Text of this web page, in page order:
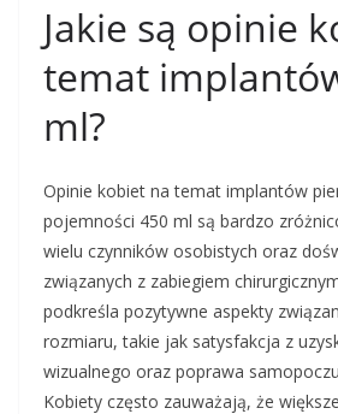
Jakie są opinie
temat
ml?
Opinie kobiet na temat implantów
pojemności 450 ml są bardzo
wielu czynników osobistych oraz
związanych z zabiegiem
podkreśla pozytywne aspekty
rozmiaru, takie jak satysfakcja z
wizualnego oraz poprawa
Kobiety często zauważają, że